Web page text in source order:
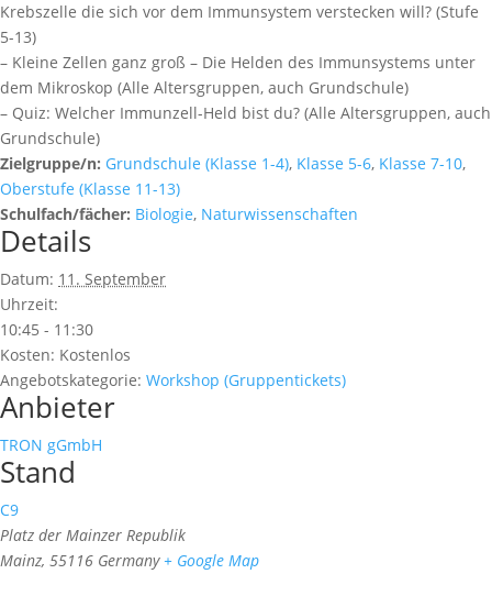
Krebszelle die sich vor dem Immunsystem verstecken will? (Stufe
5-13)
– Kleine Zellen ganz groß – Die Helden des Immunsystems unter
dem Mikroskop (Alle Altersgruppen, auch Grundschule)
– Quiz: Welcher Immunzell-Held bist du? (Alle Altersgruppen, auch
Grundschule)
Zielgruppe/n: Grundschule (Klasse 1-4), Klasse 5-6, Klasse 7-10,
Oberstufe (Klasse 11-13)
Schulfach/fächer: Biologie, Naturwissenschaften
Details
Datum: 11. September
Uhrzeit:
10:45 - 11:30
Kosten: Kostenlos
Angebotskategorie: Workshop (Gruppentickets)
Anbieter
TRON gGmbH
Stand
C9
Platz der Mainzer Republik
Mainz, 55116 Germany + Google Map